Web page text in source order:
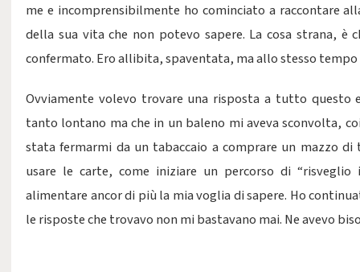
me e incomprensibilmente ho cominciato a raccontare
della sua vita che non potevo sapere. La cosa strana,
confermato. Ero allibita, spaventata, ma allo stesso tempo
Ovviamente volevo trovare una risposta a tutto questo
tanto lontano ma che in un baleno mi aveva sconvolta,
stata fermarmi da un tabaccaio a comprare un mazzo di
usare le carte, come iniziare un percorso di
alimentare ancor di più la mia voglia di sapere. Ho
le risposte che trovavo non mi bastavano mai. Ne avevo